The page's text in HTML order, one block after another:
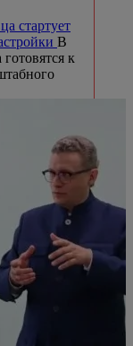
стартует
В
к